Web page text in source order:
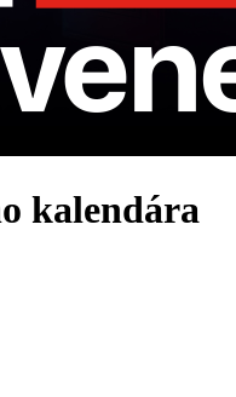
kalendára